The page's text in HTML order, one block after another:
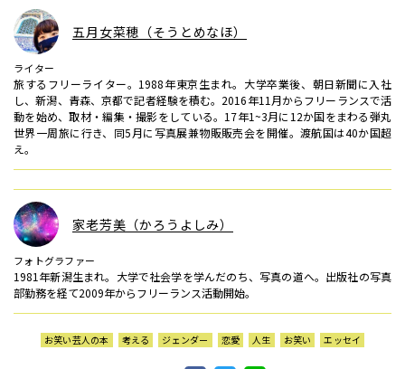
五月女菜穂（そうとめなほ）
ライター
旅するフリーライター。1988年東京生まれ。大学卒業後、朝日新聞に入社
し、新潟、青森、京都で記者経験を積む。2016年11月からフリーランスで活
動を始め、取材・編集・撮影をしている。17年1~3月に12か国をまわる弾丸
世界一周旅に行き、同5月に写真展兼物販販売会を開催。渡航国は40か国超
え。
家老芳美（かろうよしみ）
フォトグラファー
1981年新潟生まれ。大学で社会学を学んだのち、写真の道へ。出版社の写真
部勤務を経て2009年からフリーランス活動開始。
お笑い芸人の本 考える ジェンダー 恋愛 人生 お笑い エッセイ